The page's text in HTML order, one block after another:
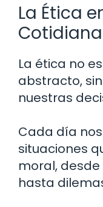
La Ética
Cotidiana
La ética no
abstracto,
nuestras
Cada día
situaciones
moral,
hasta